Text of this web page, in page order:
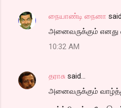
நையாண்டி நைனா
அனைவருக்கும் எனது
10:32 AM
தராசு said…
அனைவருக்கும்